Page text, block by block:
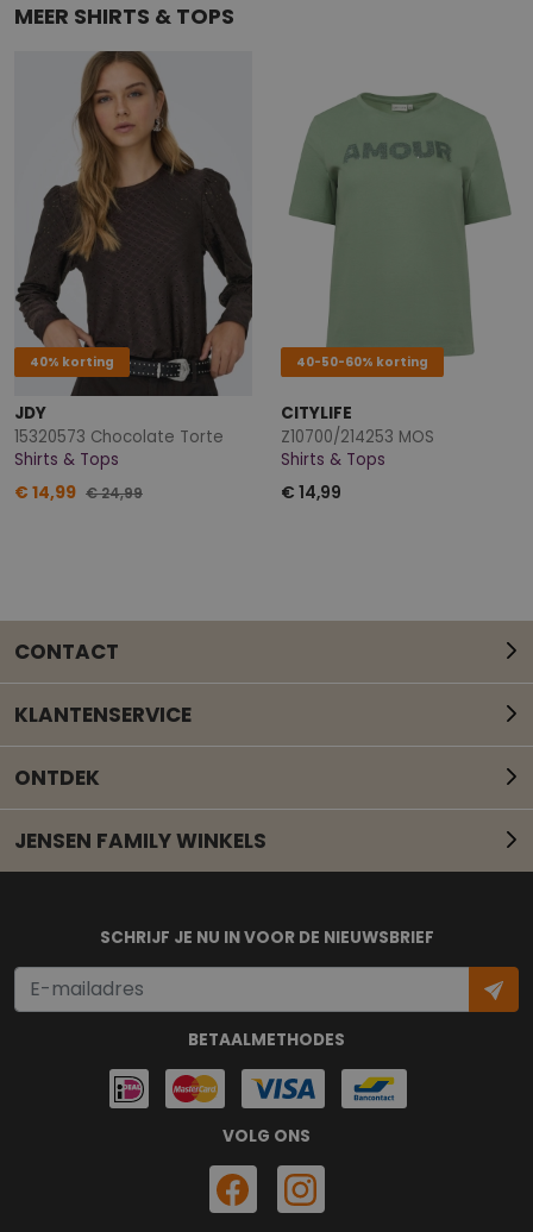
MEER SHIRTS & TOPS
40% korting
JDY
15320573 Chocolate Torte
Shirts & Tops
€ 14,99 € 24,99
40-50-60% korting
CITYLIFE
Z10700/214253 MOS
Shirts & Tops
€ 14,99
CONTACT
Mail onze klantenservice
KLANTENSERVICE
ONTDEK
JENSEN FAMILY WINKELS
BETAALMETHODES
SCHRIJF JE NU IN VOOR DE NIEUWSBRIEF
VOLG ONS